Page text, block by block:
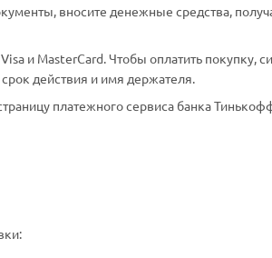
вносите денежные средства,
и MasterCard. Чтобы оплатить покупку,
действия и имя держателя.
платежного сервиса банка